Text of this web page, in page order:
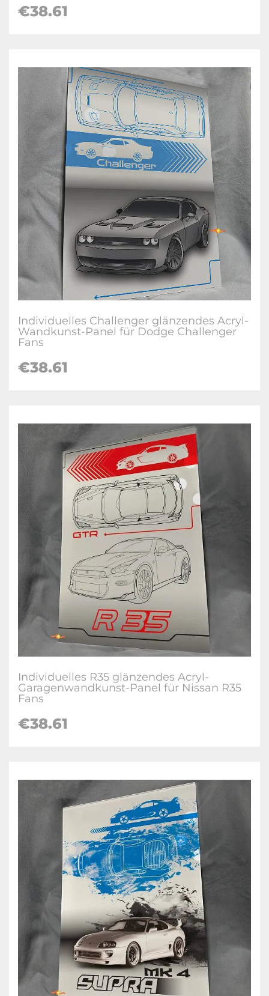
€38.61
Individuelles Challenger glänzendes Acryl-
Wandkunst-Panel für Dodge Challenger
Fans
€38.61
Individuelles R35 glänzendes Acryl-
Garagenwandkunst-Panel für Nissan R35
Fans
€38.61